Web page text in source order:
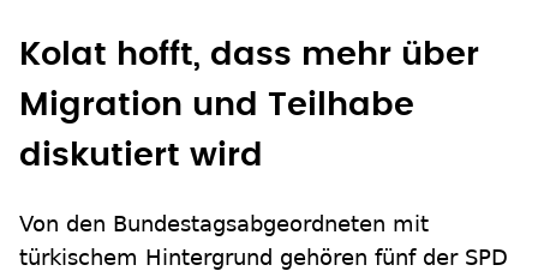
Kolat hofft, dass mehr über
Migration und Teilhabe
diskutiert wird
Von den Bundestagsabgeordneten mit
türkischem Hintergrund gehören fünf der SPD